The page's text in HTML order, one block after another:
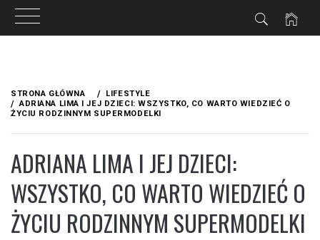
treści
STRONA GŁÓWNA
LIFESTYLE
ADRIANA LIMA I JEJ DZIECI: WSZYSTKO, CO WARTO WIEDZIEĆ O
ŻYCIU RODZINNYM SUPERMODELKI
ADRIANA LIMA I JEJ DZIECI:
WSZYSTKO, CO WARTO WIEDZIEĆ O
ŻYCIU RODZINNYM SUPERMODELKI